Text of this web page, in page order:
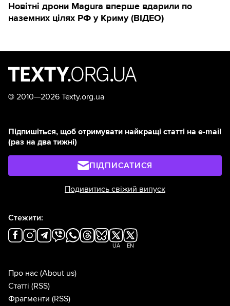
Новітні дрони Magura вперше вдарили по
наземних цілях РФ у Криму (ВІДЕО)
© 2010—2026 Texty.org.ua
Підпишіться, щоб отримувати найкращі статті на e-mail
(раз на два тижні)
ПІДПИСАТИСЯ
Подивитись свіжий випуск
Стежити:
UA EN
Про нас (About us)
Статті (RSS)
Фрагменти (RSS)